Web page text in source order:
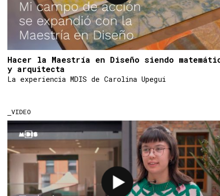
Hacer la Maestría en Diseño siendo
y arquitecta
La experiencia MDIS de Carolina Upegui
VIDEO